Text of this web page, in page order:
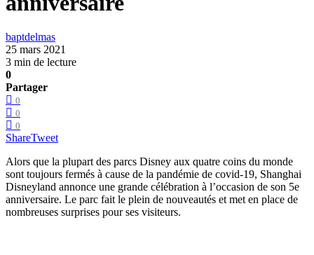
baptdelmas
25 mars 2021
3 min de lecture
0
Partager
0
0
0
ShareTweet
Alors que la plupart des parcs Disney aux quatre coins du monde
sont toujours fermés à cause de la pandémie de covid-19, Shanghai
Disneyland annonce une grande célébration à l’occasion de son 5e
anniversaire. Le parc fait le plein de nouveautés et met en place de
nombreuses surprises pour ses visiteurs.